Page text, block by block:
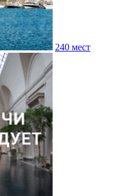
240 мест